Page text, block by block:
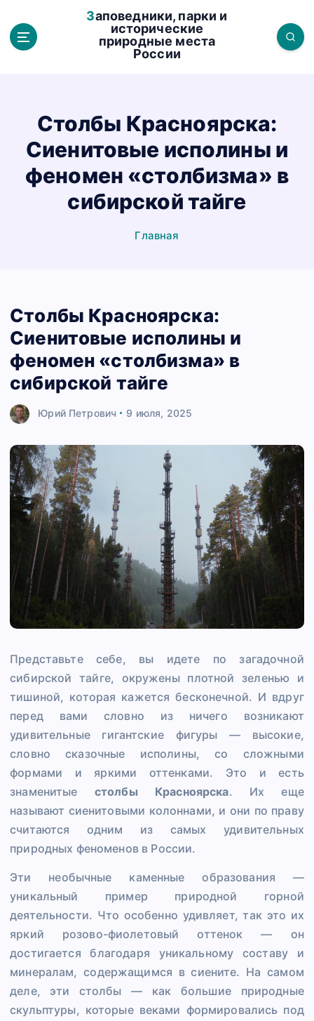
Заповедники, парки и
исторические
природные места
России
Столбы Красноярска:
Сиенитовые исполины и
феномен «столбизма» в
сибирской тайге
Главная
Столбы Красноярска:
Сиенитовые исполины и
феномен «столбизма» в
сибирской тайге
Юрий Петрович 9 июля, 2025
Представьте себе, вы идете по загадочной
сибирской тайге, окружены плотной зеленью и
тишиной, которая кажется бесконечной. И вдруг
перед вами словно из ничего возникают
удивительные гигантские фигуры — высокие,
словно сказочные исполины, со сложными
формами и яркими оттенками. Это и есть
знаменитые столбы Красноярска. Их еще
называют сиенитовыми колоннами, и они по праву
считаются одним из самых удивительных
природных феноменов в России.
Эти необычные каменные образования —
уникальный пример природной горной
деятельности. Что особенно удивляет, так это их
яркий розово-фиолетовый оттенок — он
достигается благодаря уникальному составу и
минералам, содержащимся в сиените. На самом
деле, эти столбы — как большие природные
скульптуры, которые веками формировались под